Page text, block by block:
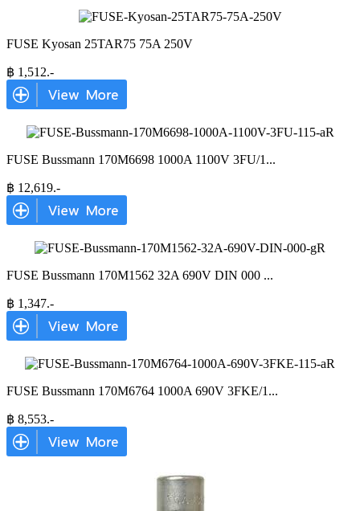
FUSE Kyosan 25TAR75 75A 250V
฿ 1,512.-
FUSE Bussmann 170M6698 1000A 1100V 3FU/1 ...
฿ 12,619.-
FUSE Bussmann 170M1562 32A 690V DIN 000 ...
฿ 1,347.-
FUSE Bussmann 170M6764 1000A 690V 3FKE/1 ...
฿ 8,553.-